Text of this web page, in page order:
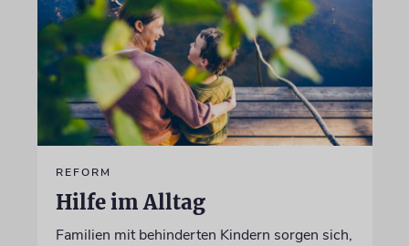
REFORM
Hilfe im Alltag
Familien mit behinderten Kindern sorgen sich,